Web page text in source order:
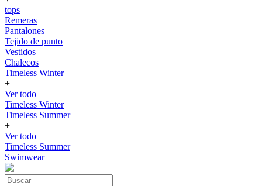
tops
Remeras
Pantalones
Tejido de punto
Vestidos
Chalecos
Timeless Winter
+
Ver todo
Timeless Winter
Timeless Summer
+
Ver todo
Timeless Summer
Swimwear